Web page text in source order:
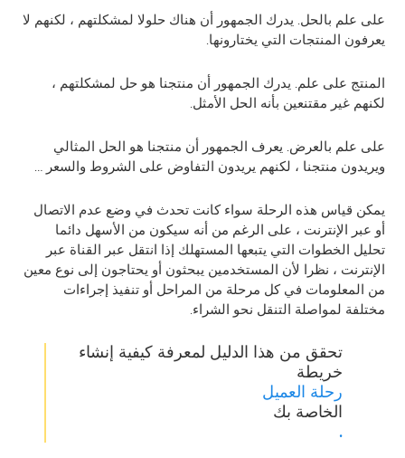
على علم بالحل. يدرك الجمهور أن هناك حلولا لمشكلتهم ، لكنهم لا
يعرفون المنتجات التي يختارونها.
المنتج على علم. يدرك الجمهور أن منتجنا هو حل لمشكلتهم ،
لكنهم غير مقتنعين بأنه الحل الأمثل.
على علم بالعرض. يعرف الجمهور أن منتجنا هو الحل المثالي
ويريدون منتجنا ، لكنهم يريدون التفاوض على الشروط والسعر …
يمكن قياس هذه الرحلة سواء كانت تحدث في وضع عدم الاتصال
أو عبر الإنترنت ، على الرغم من أنه سيكون من الأسهل دائما
تحليل الخطوات التي يتبعها المستهلك إذا انتقل عبر القناة عبر
الإنترنت ، نظرا لأن المستخدمين يبحثون أو يحتاجون إلى نوع معين
من المعلومات في كل مرحلة من المراحل أو تنفيذ إجراءات
مختلفة لمواصلة التنقل نحو الشراء.
تحقق من هذا الدليل لمعرفة كيفية إنشاء
خريطة
رحلة العميل
الخاصة بك
.